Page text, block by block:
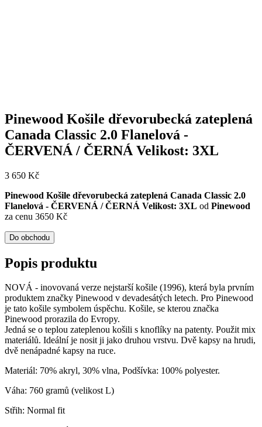
Pinewood Košile dřevorubecká zateplená
Canada Classic 2.0 Flanelová -
ČERVENÁ / ČERNÁ Velikost: 3XL
3 650 Kč
Pinewood Košile dřevorubecká zateplená Canada Classic 2.0
Flanelová - ČERVENÁ / ČERNÁ Velikost: 3XL od Pinewood
za cenu 3650 Kč
Do obchodu
Popis produktu
NOVÁ - inovovaná verze nejstarší košile (1996), která byla prvním
produktem značky Pinewood v devadesátých letech. Pro Pinewood
je tato košile symbolem úspěchu. Košile, se kterou značka
Pinewood prorazila do Evropy.
Jedná se o teplou zateplenou košili s knoflíky na patenty. Použit mix
materiálů. Ideální je nosit ji jako druhou vrstvu. Dvě kapsy na hrudi,
dvě nenápadné kapsy na ruce.
Materiál: 70% akryl, 30% vlna, Podšívka: 100% polyester.
Váha: 760 gramů (velikost L)
Střih: Normal fit